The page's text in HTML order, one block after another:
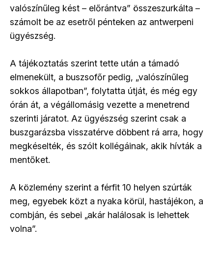
valószínűleg kést – előrántva” összeszurkálta –
számolt be az esetről pénteken az antwerpeni
ügyészség.
A tájékoztatás szerint tette után a támadó
elmenekült, a buszsofőr pedig, „valószínűleg
sokkos állapotban”, folytatta útját, és még egy
órán át, a végállomásig vezette a menetrend
szerinti járatot. Az ügyészség szerint csak a
buszgarázsba visszatérve döbbent rá arra, hogy
megkéselték, és szólt kollégáinak, akik hívták a
mentőket.
A közlemény szerint a férfit 10 helyen szúrták
meg, egyebek közt a nyaka körül, hastájékon, a
combján, és sebei „akár halálosak is lehettek
volna”.